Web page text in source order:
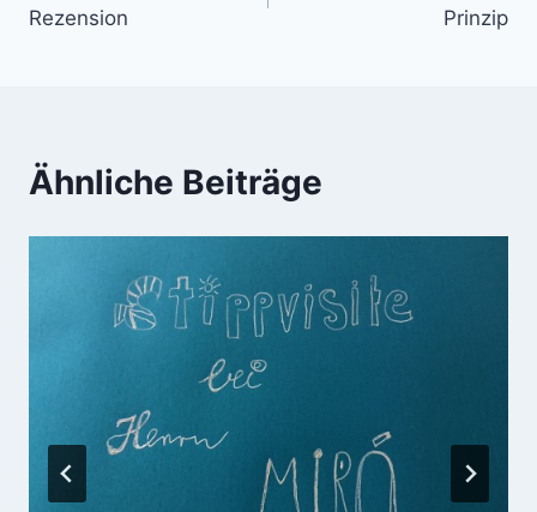
Rezension
Prinzip
Ähnliche Beiträge